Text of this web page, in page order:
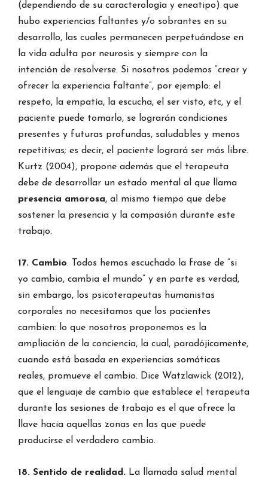
(dependiendo de su caracterología y eneatipo) que
hubo experiencias faltantes y/o sobrantes en su
desarrollo, las cuales permanecen perpetuándose en
la vida adulta por neurosis y siempre con la
intención de resolverse. Si nosotros podemos “crear y
ofrecer la experiencia faltante”, por ejemplo: el
respeto, la empatía, la escucha, el ser visto, etc, y el
paciente puede tomarlo, se lograrán condiciones
presentes y futuras profundas, saludables y menos
repetitivas; es decir, el paciente logrará ser más libre.
Kurtz (2004), propone además que el terapeuta
debe de desarrollar un estado mental al que llama
presencia amorosa, al mismo tiempo que debe
sostener la presencia y la compasión durante este
trabajo.
17. Cambio. Todos hemos escuchado la frase de “si
yo cambio, cambia el mundo” y en parte es verdad,
sin embargo, los psicoterapeutas humanistas
corporales no necesitamos que los pacientes
cambien: lo que nosotros proponemos es la
ampliación de la conciencia, la cual, paradójicamente,
cuando está basada en experiencias somáticas
reales, promueve el cambio. Dice Watzlawick (2012),
que el lenguaje de cambio que establece el terapeuta
durante las sesiones de trabajo es el que ofrece la
llave hacia aquellas zonas en las que puede
producirse el verdadero cambio.
18. Sentido de realidad. La llamada salud mental